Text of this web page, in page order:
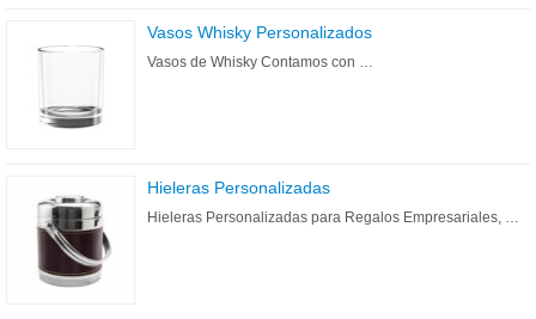
Vasos Whisky Personalizados
Vasos de Whisky Contamos con …
Hieleras Personalizadas
Hieleras Personalizadas para Regalos Empresariales, …